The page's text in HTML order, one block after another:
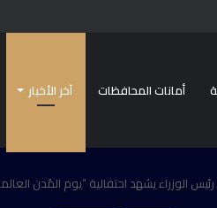
أمانات المحافظات آخر الأخبار
رئيس الوزراء يشهد احتفالية “يوم المُدن